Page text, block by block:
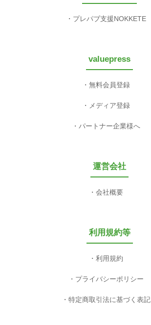
プレパブ支援NOKKETE
valuepress
無料会員登録
メディア登録
パートナー企業様へ
運営会社
会社概要
利用規約等
利用規約
プライバシーポリシー
特定商取引法に基づく表記